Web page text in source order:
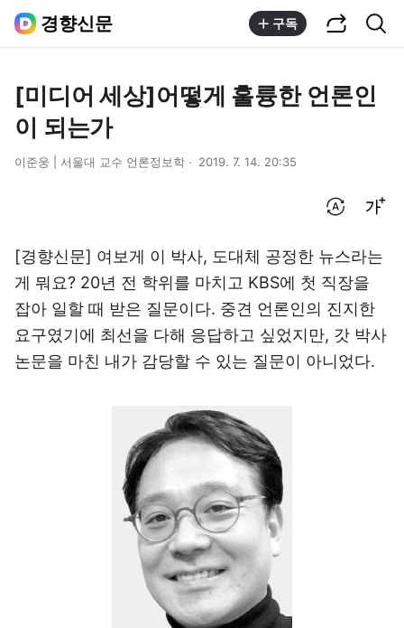
경향신문 구독
[미디어 세상]어떻게 훌륭한 언론인
이 되는가
이준웅 | 서울대 교수 언론정보학 2019. 7. 14. 20:35
[경향신문] 여보게 이 박사, 도대체 공정한 뉴스라는
게 뭐요? 20년 전 학위를 마치고 KBS에 첫 직장을
잡아 일할 때 받은 질문이다. 중견 언론인의 진지한
요구였기에 최선을 다해 응답하고 싶었지만, 갓 박사
논문을 마친 내가 감당할 수 있는 질문이 아니었다.